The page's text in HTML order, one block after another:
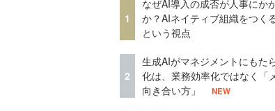
1
なぜAI導入の成否が人事にか
か？AIネイティブ組織をつく
という視点
2
生成AIがマネジメントにもた
化は、業務効率化ではなく「
向き合い方」
NEW